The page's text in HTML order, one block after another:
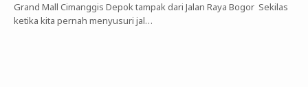
Grand Mall Cimanggis Depok tampak dari Jalan Raya Bogor Sekilas
ketika kita pernah menyusuri jal…